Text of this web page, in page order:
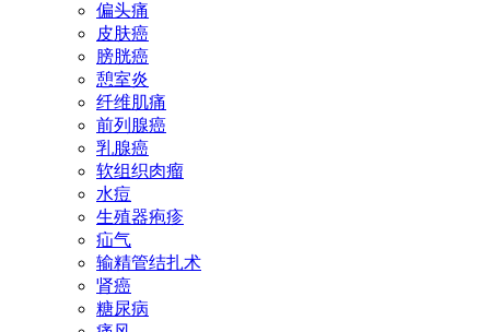
偏头痛
皮肤癌
膀胱癌
憩室炎
纤维肌痛
前列腺癌
乳腺癌
软组织肉瘤
水痘
生殖器疱疹
疝气
输精管结扎术
肾癌
糖尿病